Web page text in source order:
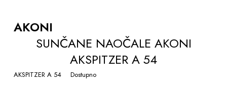
THE
BEGINNING
GALLERY
AKONI
SUNČANE NAOČALE AKONI
AKSPITZER A 54
AKSPITZER A 54 Dostupno